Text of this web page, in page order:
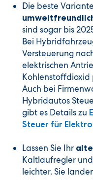
Die beste
sind sogar bis
Bei
Versteuerung
elektrischen
Kohlenstoffdioxid
Auch bei
Hybridautos
gibt es Details zu
Steuer für
Lassen Sie Ihr
Kaltlaufregler
leichter. Sie